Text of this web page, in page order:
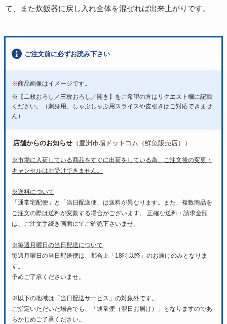
て、また炊飯器に戻し入れ全体を混ぜれば出来上がりです。
ご注文前に必ずお読み下さい
※商品画像はイメージです。
※【二枚おろし／三枚おろし／開き】をご希望の方はリクエスト欄に記載
ください。（刺身用、しゃぶしゃぶ用スライスや皮引きはご対応できませ
ん）
店舗からのお知らせ （豊洲市場ドットコム（鮮魚販売店））
※市場に入荷している商品をすぐに出荷をしている為、ご注文後の変更・
キャンセルはお受けできません。
※送料について
「通常宅配便」と「当日配送便」は送料が異なります。また、複数商品を
ご注文の際は送料が変動する場合がございます。 正確な送料・請求金額
は、ご注文手続き画面にてご確認下さいませ。
※毎週月曜日の当日配送について
毎週月曜日の当日配送便は、都合上「18時以降」のお届けのみとなりま
す。
予めご了承くださいませ。
※以下の地域は「当日配送サービス」の対象外です。
ご指定いただいた場合でも、「通常便（翌日お届け）」となりますのであ
らかじめご了承ください。